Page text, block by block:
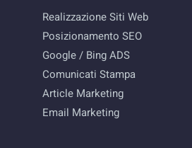
Realizzazione Siti Web
Posizionamento SEO
Google / Bing ADS
Comunicati Stampa
Article Marketing
Email Marketing